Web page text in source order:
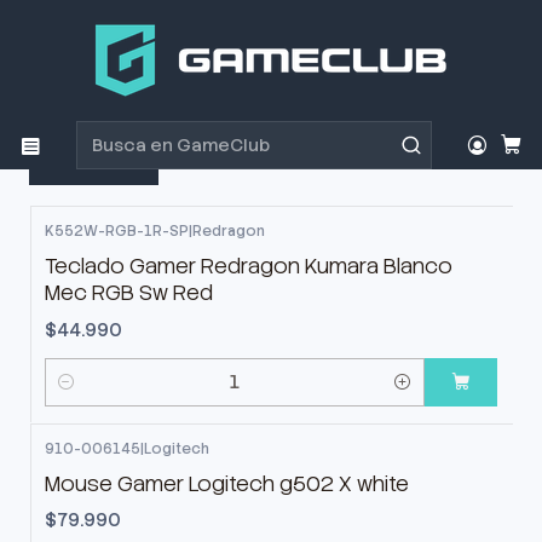
Productos
🏝️ PlayaPlayer
Filtros
K552W-RGB-1R-SP|Redragon
Teclado Gamer Redragon Kumara Blanco
Mec RGB Sw Red
$44.990
Cantidad
910-006145|Logitech
Mouse Gamer Logitech g502 X white
$79.990